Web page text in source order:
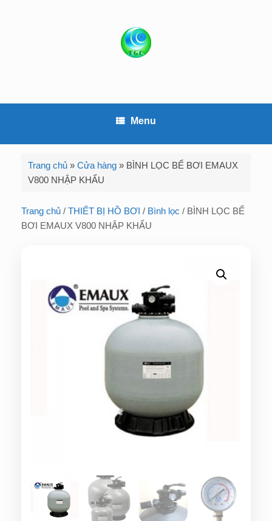
Menu
Trang chủ »Cửa hàng » BÌNH LỌC BỂ BƠI EMAUX
V800 NHẬP KHẨU
Trang chủ / THIẾT BỊ HỒ BƠI / Bình lọc / BÌNH LỌC BỂ
BƠI EMAUX V800 NHẬP KHẨU